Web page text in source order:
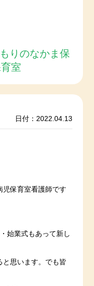
りのなかま保
室
日付：2022.04.13
児保育室看護師です
始業式もあって新し
と思います。でも皆